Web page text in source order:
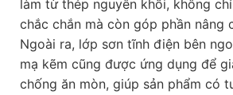
làm từ thép nguyên khối, không
chắc chắn mà còn góp phần nâng
Ngoài ra, lớp sơn tĩnh điện bên
mạ kẽm cũng được ứng dụng để
chống ăn mòn, giúp sản phẩm có